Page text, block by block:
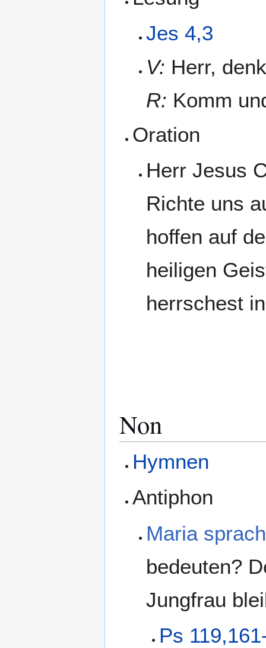
Jes 4,3
V: Herr,
R: Komm
Oration
Herr Jesus
Richte uns
hoffen auf
heiligen
herrschest
Non
Hymnen
Antiphon
Maria
bedeuten?
Jungfrau
Ps